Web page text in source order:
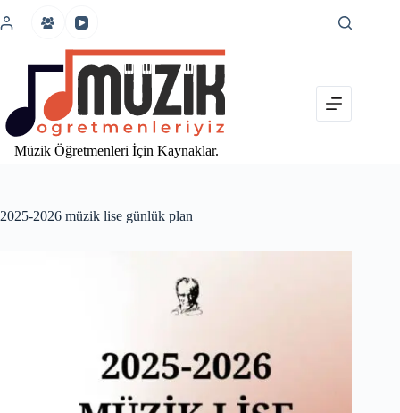
atla
Müzik Öğretmenleri İçin Kaynaklar.
2025-2026 müzik lise günlük plan